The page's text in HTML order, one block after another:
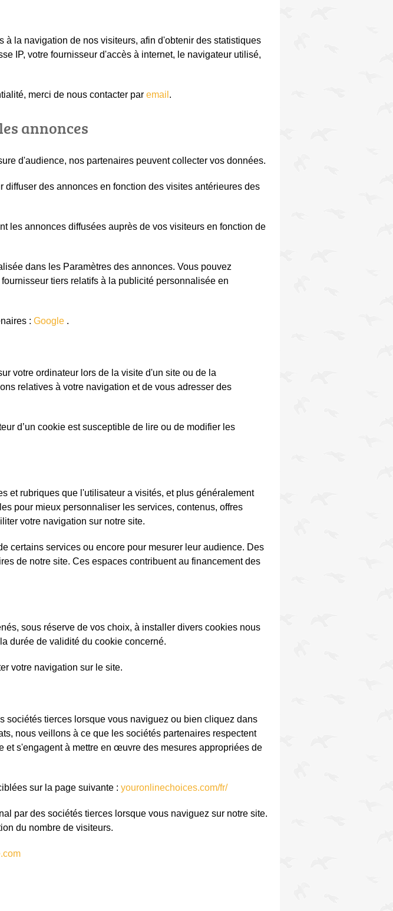
la navigation de nos visiteurs, afin d'obtenir des statistiques
IP, votre fournisseur d'accès à internet, le navigateur utilisé,
merci de nous contacter par email .
annonces
d'audience, nos partenaires peuvent collecter vos données.
des annonces en fonction des visites antérieures des
les annonces diffusées auprès de vos visiteurs en fonction de
dans les Paramètres des annonces. Vous pouvez
tiers relatifs à la publicité personnalisée en
: Google .
votre ordinateur lors de la visite d'un site ou de la
relatives à votre navigation et de vous adresser des
d’un cookie est susceptible de lire ou de modifier les
et rubriques que l'utilisateur a visités, et plus généralement
pour mieux personnaliser les services, contenus, offres
votre navigation sur notre site.
certains services ou encore pour mesurer leur audience. Des
de notre site. Ces espaces contribuent au financement des
sous réserve de vos choix, à installer divers cookies nous
durée de validité du cookie concerné.
votre navigation sur le site.
sociétés tierces lorsque vous naviguez ou bien cliquez dans
nous veillons à ce que les sociétés partenaires respectent
s'engagent à mettre en œuvre des mesures appropriées de
sur la page suivante : youronlinechoices.com/fr/
par des sociétés tierces lorsque vous naviguez sur notre site.
du nombre de visiteurs.